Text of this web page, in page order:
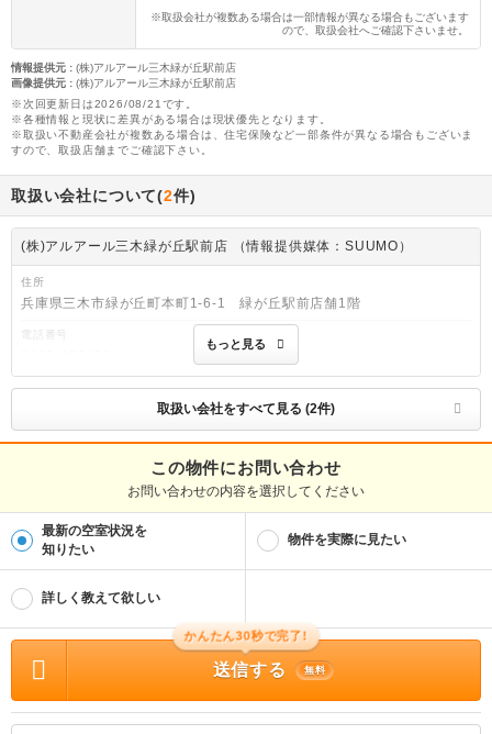
※取扱会社が複数ある場合は一部情報が異なる場合もございます
ので、取扱会社へご確認下さいませ。
情報提供元 : (株)アルアール三木緑が丘駅前店
画像提供元 : (株)アルアール三木緑が丘駅前店
※次回更新日は2026/08/21です。
※各種情報と現状に差異がある場合は現状優先となります。
※取扱い不動産会社が複数ある場合は、住宅保険など一部条件が異なる場合もございま
すので、取扱店舗までご確認下さい。
取扱い会社について(2件)
(株)アルアール三木緑が丘駅前店 （情報提供媒体：SUUMO）
住所
兵庫県三木市緑が丘町本町1-6-1 緑が丘駅前店舗1階
電話番号
免許番号
兵庫県知事(4)第11278号
取引態様
100510337110
※お問い合わせの際には、担当者へ物件管理番号をお伝えください。
谷駅 歩21分、地下鉄西神・山手線/名谷駅 バス8分 (バス停)白川台南口 歩3分、地
/ 賃料 : 3.6万円 / 管理費又は共益費等 : 2,000円 / 礼金等 : 無料 / 敷金 : 無料、保
証金等 : －、 償却、敷引 : － / 住宅総合保険等の損害保険料 : 1.8万円2年 / その他
: 鍵交換代19800円 更新料22000円 賃貸保証加入要 普通借家 2年 / 駐車場 : 有
（敷地内) 敷地内11000円
敷金礼金0円！単身者の方にオススメ1Kマンション♪
もっと見る
取扱い会社をすべて見る (2件)
この物件にお問い合わせ
お問い合わせの内容を選択してください
最新の空室状況を
知りたい
物件を実際に見たい
詳しく教えて欲しい
かんたん30秒で完了!
送信する 無料